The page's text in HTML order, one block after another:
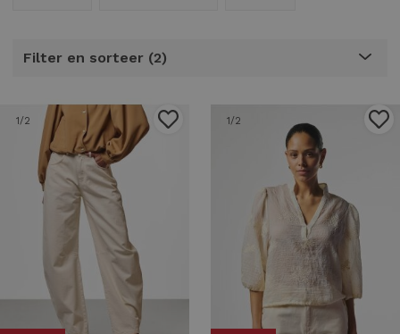
Filter en sorteer 2
1/2 1/2